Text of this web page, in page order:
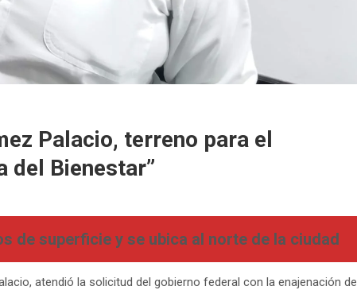
Palacio, terreno para el
del Bienestar”
de superficie y se ubica al norte de la ciudad
atendió la solicitud del gobierno federal con la enajenación de